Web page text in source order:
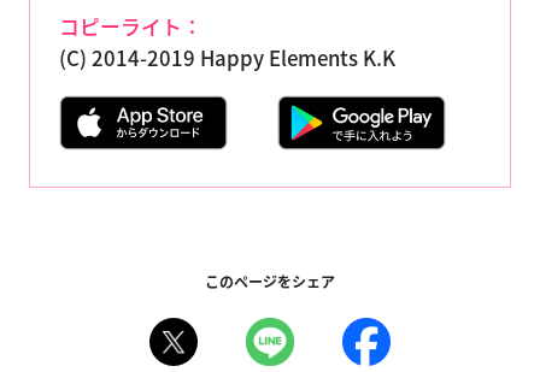
コピーライト：
(C) 2014-2019 Happy Elements K.K
このページをシェア